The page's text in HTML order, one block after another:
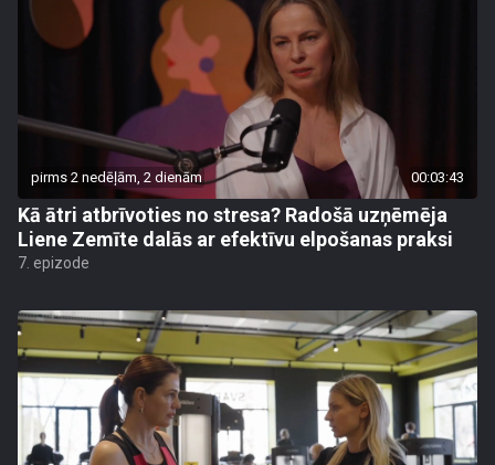
pirms 2 nedēļām, 2 dienām 00:03:43
Kā ātri atbrīvoties no stresa? Radošā uzņēmēja
Liene Zemīte dalās ar efektīvu elpošanas praksi
7. epizode